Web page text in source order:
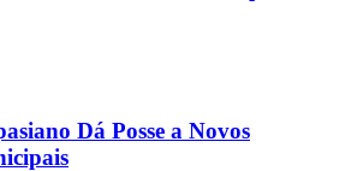
Dá Posse a Novos